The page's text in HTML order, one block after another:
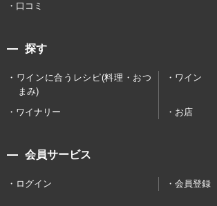
口コミ
探す
ワインに合うレシピ(料理・おつ
まみ)
ワイン
ワイナリー お店
会員サービス
ログイン 会員登録